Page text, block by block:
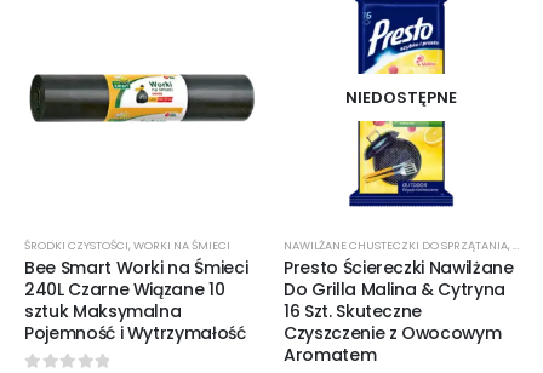
ŚRODKI CZYSTOŚCI,WORKI NA ŚMIECI
Bee Smart Worki na Śmieci
240L Czarne Wiązane 10
sztuk Maksymalna
Pojemność i Wytrzymałość
NIEDOSTĘPNE
NAWILŻANE CHUSTECZKI DO SPRZĄTANIA,
Presto Ściereczki Nawilżane
Do Grilla Malina & Cytryna
16 Szt. Skuteczne
Czyszczenie z Owocowym
Aromatem